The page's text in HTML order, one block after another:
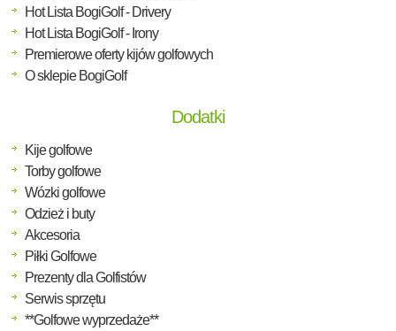
Hot Lista BogiGolf - Drivery
Hot Lista BogiGolf - Irony
Premierowe oferty kijów golfowych
O sklepie BogiGolf
Dodatki
Kije golfowe
Torby golfowe
Wózki golfowe
Odzież i buty
Akcesoria
Piłki Golfowe
Prezenty dla Golfistów
Serwis sprzętu
**Golfowe wyprzedaże**